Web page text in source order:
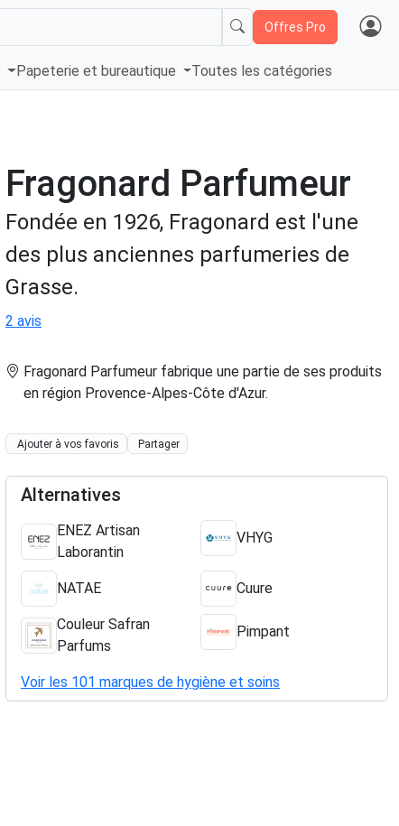
Offres Pro
Papeterie et bureautique Toutes les catégories
Fragonard Parfumeur
Fondée en 1926, Fragonard est l'une
des plus anciennes parfumeries de
Grasse.
2 avis
Fragonard Parfumeur fabrique une partie de ses produits
en région Provence-Alpes-Côte d'Azur.
Ajouter à vos favoris Partager
Alternatives
ENEZ Artisan
Laborantin
VHYG
NATAE Cuure
Couleur Safran
Parfums
Pimpant
Voir les 101 marques de hygiène et soins